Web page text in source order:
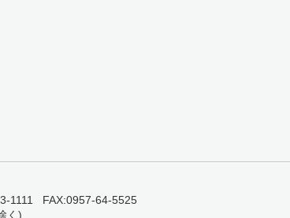
1111 FAX:0957-64-5525
く)